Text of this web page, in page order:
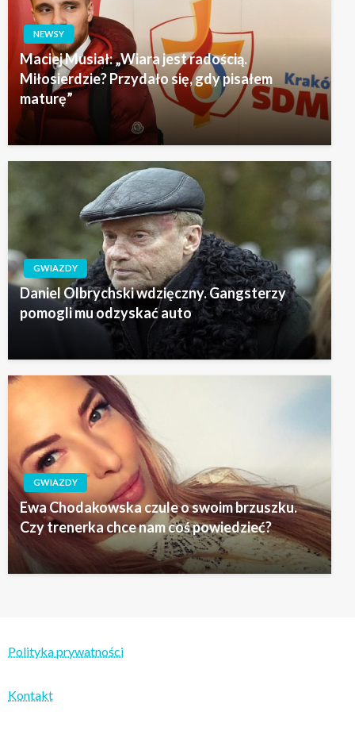
NEWSY
Maciej Musiał: „Wiara jest radością.
Miłosierdzie? Przydało się, gdy pisałem
maturę”
GWIAZDY
Daniel Olbrychski wdzięczny. Gangsterzy
pomogli mu odzyskać auto
GWIAZDY
Ewa Chodakowska czule o swoim brzuszku.
Czy trenerka chce nam coś powiedzieć?
Polityka prywatności
Kontakt